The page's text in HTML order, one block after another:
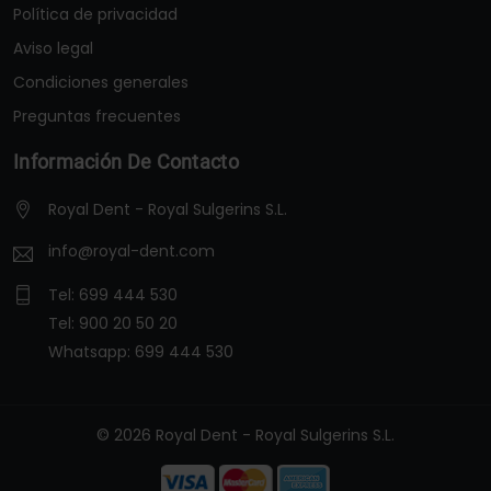
Política de privacidad
Aviso legal
Condiciones generales
Preguntas frecuentes
Información De Contacto
Royal Dent - Royal Sulgerins S.L.
info@royal-dent.com
Tel: 699 444 530
Tel: 900 20 50 20
Whatsapp: 699 444 530
© 2026 Royal Dent - Royal Sulgerins S.L.